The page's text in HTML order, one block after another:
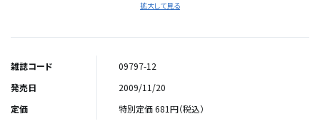
拡大して見る
雑誌コード
09797-12
発売日
2009/11/20
定価
特別定価 681円（税込）